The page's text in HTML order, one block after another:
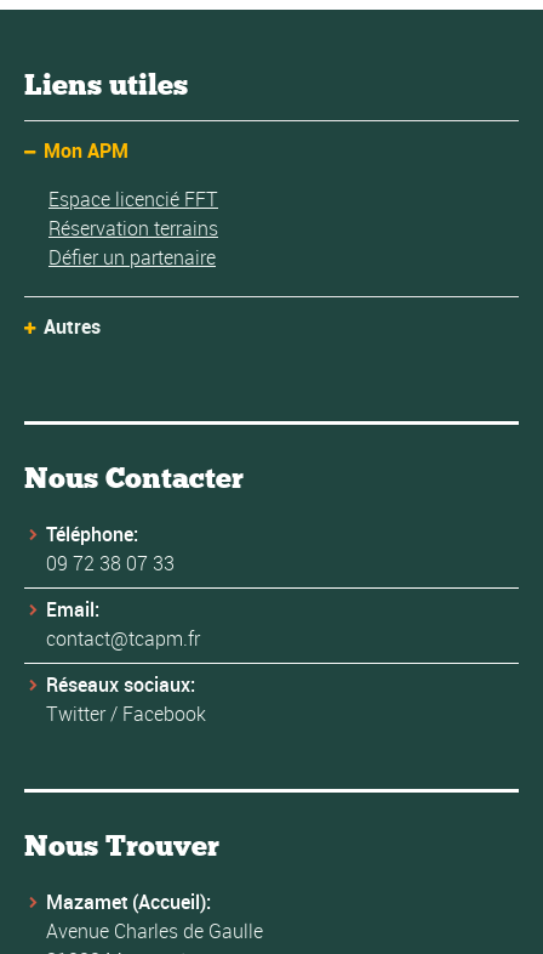
Liens utiles
Mon APM
Espace licencié FFT
Réservation terrains
Défier un partenaire
Autres
Nous Contacter
Téléphone:
09 72 38 07 33
Email:
contact@tcapm.fr
Réseaux sociaux:
Twitter/ Facebook
Nous Trouver
Mazamet (Accueil):
Avenue Charles de Gaulle